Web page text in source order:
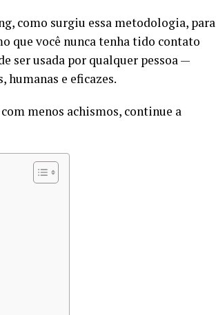
como surgiu essa metodologia, para
que você nunca tenha tido contato
ser usada por qualquer pessoa —
e eficazes.
menos achismos, continue a